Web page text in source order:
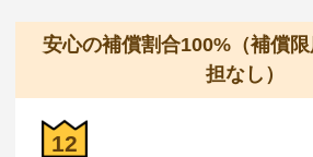
安心の補償割合100%（補償
担なし）
12